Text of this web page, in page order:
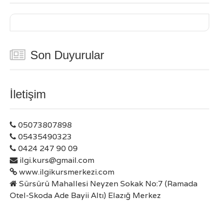
Son Duyurular
İletişim
05073807898
05435490323
0424 247 90 09
ilgi.kurs@gmail.com
www.ilgikursmerkezi.com
Sürsürü Mahallesi Neyzen Sokak No:7 (Ramada
Otel-Skoda Ade Bayii Altı) Elazığ Merkez